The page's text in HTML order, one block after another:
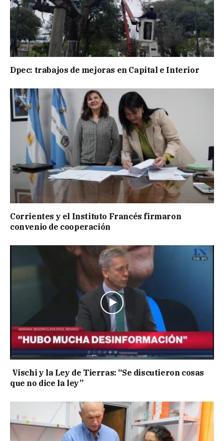
Dpec: trabajos de mejoras en Capital e Interior
Corrientes y el Instituto Francés firmaron
convenio de cooperación
Vischi y la Ley de Tierras: “Se discutieron cosas
que no dice la ley”